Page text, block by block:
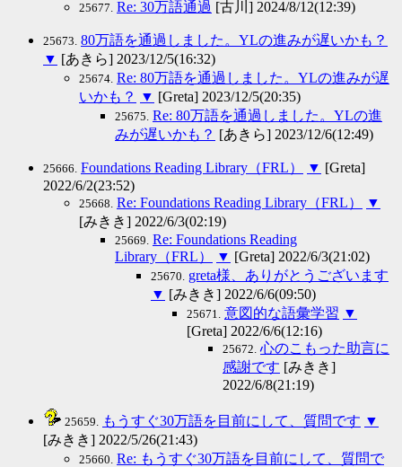
25677. Re: 30万語通過 [古川] 2024/8/12(12:39)
25673. 80万語を通過しました。YLの進みが遅いかも？
▼ [あきら] 2023/12/5(16:32)
25674. Re: 80万語を通過しました。YLの進みが遅
いかも？
▼ [Greta] 2023/12/5(20:35)
25675. Re: 80万語を通過しました。YLの進
みが遅いかも？ [あきら] 2023/12/6(12:49)
25666. Foundations Reading Library（FRL） ▼ [Greta]
2022/6/2(23:52)
25668. Re: Foundations Reading Library（FRL）
▼
[みきき] 2022/6/3(02:19)
25669. Re: Foundations Reading
Library（FRL）
▼ [Greta] 2022/6/3(21:02)
25670. greta様、ありがとうございます
▼ [みきき] 2022/6/6(09:50)
25671. 意図的な語彙学習 ▼
[Greta] 2022/6/6(12:16)
25672. 心のこもった助言に
感謝です [みきき]
2022/6/8(21:19)
25659. もうすぐ30万語を目前にして、質問です ▼
[みきき] 2022/5/26(21:43)
25660. Re: もうすぐ30万語を目前にして、質問で